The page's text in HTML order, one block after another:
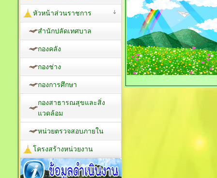
หัวหน้าส่วนราชการ
สำนักปลัดเทศบาล
กองคลัง
กองช่าง
กองการศึกษา
กองสาธารณสุขและสิ่ง
แวดล้อม
หน่วยตรวจสอบภายใน
โครงสร้างหน่วยงาน